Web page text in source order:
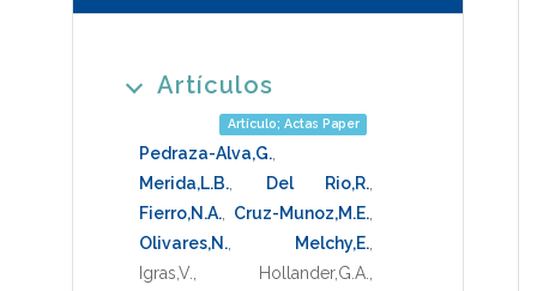
Artículos
Artículo; Actas Paper
Pedraza-Alva,G.
Merida,L.B.
Del Rio,R.
Fierro,N.A.
Cruz-Munoz,M.E.
Olivares,N.
Melchy,E.
Igras,V.
Hollander,G.A.